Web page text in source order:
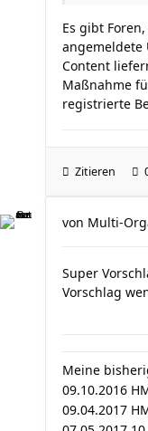
Es gibt
angemeldete
Content
Maßnahme
registrierte
Zitieren
von Multi-
Super
Vorschlag
Meine
09.10.2016
09.04.2017